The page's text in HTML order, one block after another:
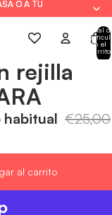
O A TU
O A TU
Total
en el
carrito:
rejilla
habitual €25,00
al carrito